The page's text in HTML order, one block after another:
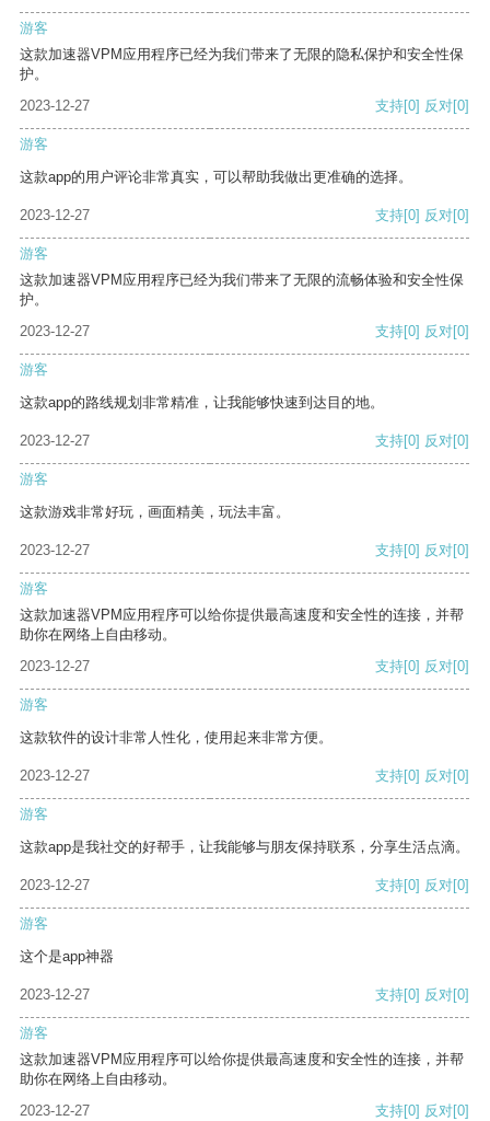
游客
这款加速器VPM应用程序已经为我们带来了无限的隐私保护和安全性保
护。
2023-12-27
支持[0] 反对[0]
游客
这款app的用户评论非常真实，可以帮助我做出更准确的选择。
2023-12-27 支持[0] 反对[0]
游客
这款加速器VPM应用程序已经为我们带来了无限的流畅体验和安全性保
护。
2023-12-27
支持[0] 反对[0]
游客
这款app的路线规划非常精准，让我能够快速到达目的地。
2023-12-27 支持[0] 反对[0]
游客
这款游戏非常好玩，画面精美，玩法丰富。
2023-12-27 支持[0] 反对[0]
游客
这款加速器VPM应用程序可以给你提供最高速度和安全性的连接，并帮
助你在网络上自由移动。
2023-12-27
支持[0] 反对[0]
游客
这款软件的设计非常人性化，使用起来非常方便。
2023-12-27 支持[0] 反对[0]
游客
这款app是我社交的好帮手，让我能够与朋友保持联系，分享生活点滴。
2023-12-27 支持[0] 反对[0]
游客
这个是app神器
2023-12-27 支持[0] 反对[0]
游客
这款加速器VPM应用程序可以给你提供最高速度和安全性的连接，并帮
助你在网络上自由移动。
2023-12-27
支持[0] 反对[0]